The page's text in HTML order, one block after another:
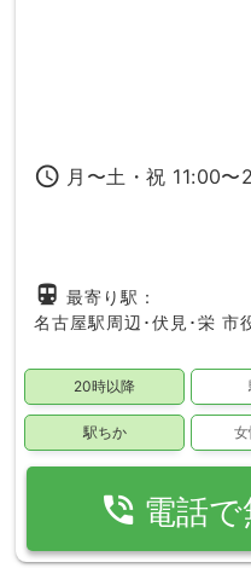
access_time 月〜土・祝 11:00
directions_subway 最寄り駅：
名古屋駅周辺･伏見･栄 市
20時以降
駅ちか
phone_in_talk 電話